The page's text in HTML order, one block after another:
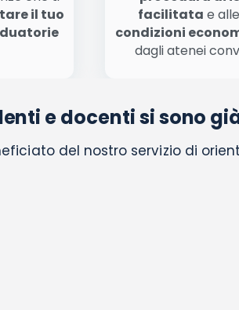
il tuo
facilitata e alle
condizioni
dagli atenei
e docenti si sono
del nostro servizio di